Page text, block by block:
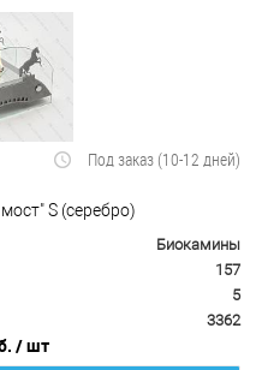
Под заказ (10-12 дней)
S (серебро)
Биокамины
157
5
3362
/ шт